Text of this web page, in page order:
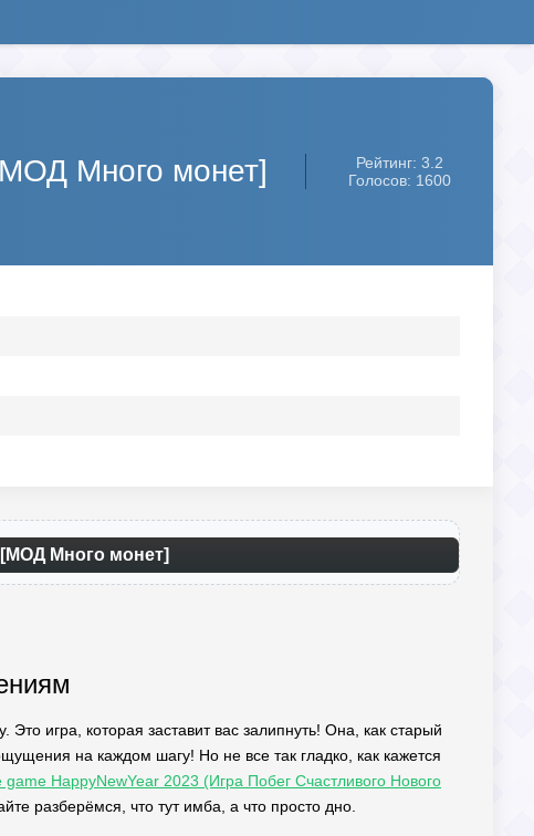
Много монет]
Рейтинг: 3.2
Голосов: 1600
[МОД Много монет]
игра, которая заставит вас залипнуть! Она, как старый
на каждом шагу! Но не все так гладко, как кажется
game HappyNewYear 2023 (Игра Побег Счастливого Нового
разберёмся, что тут имба, а что просто дно.